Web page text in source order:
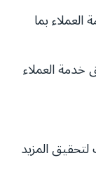
بما
العملاء
المزيد